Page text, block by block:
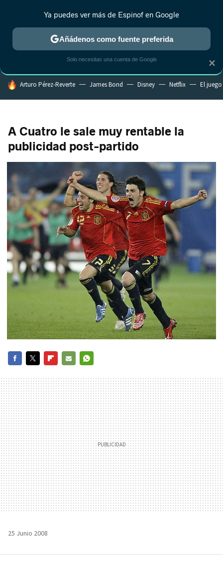
ESTRENOS REALITY ANIME RANKINGS CINE
HOY SE HABLA DE
Arturo Pérez-Reverte James Bond Disney Netflix El
A Cuatro le sale muy rentable la
publicidad post-partido
MAIL
25 Junio 2008
×
Ya puedes ver más de Espinof en Google
Añádenos como fuente preferida
Solo necesitas una cuenta de Google